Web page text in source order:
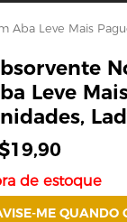
Aba Leve Mais
Leve
19,90
de estoque
ME QUANDO